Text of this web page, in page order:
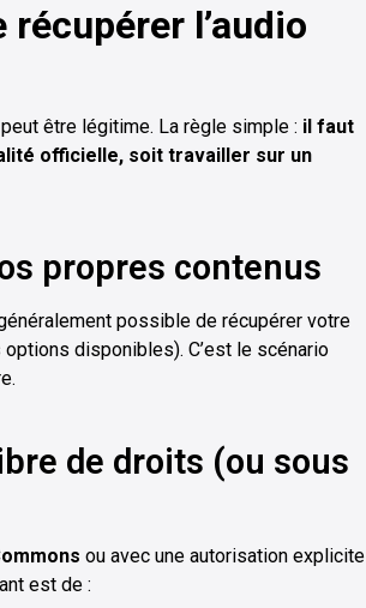
récupérer l’audio
être légitime. La règle simple : il faut
officielle, soit travailler sur un
propres contenus
possible de récupérer votre
disponibles). C’est le scénario
de droits (ou sous
ou avec une autorisation explicite
est de :